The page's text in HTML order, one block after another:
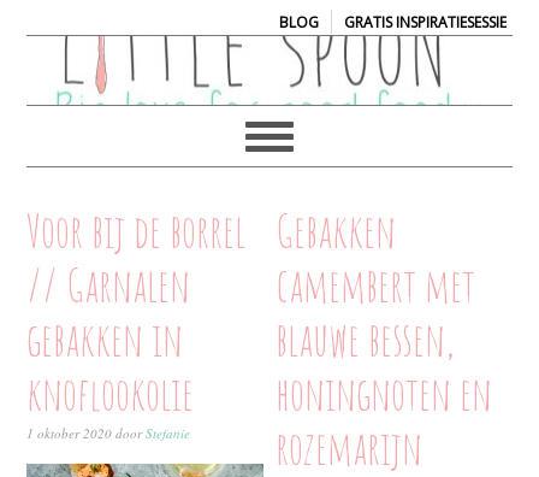
BLOG| GRATIS INSPIRATIESESSIE
Voor bij de borrel
// Garnalen
gebakken in
knoflookolie
1 oktober 2020 doorStefanie
Gebakken
camembert met
blauwe bessen,
honingnoten en
rozemarijn